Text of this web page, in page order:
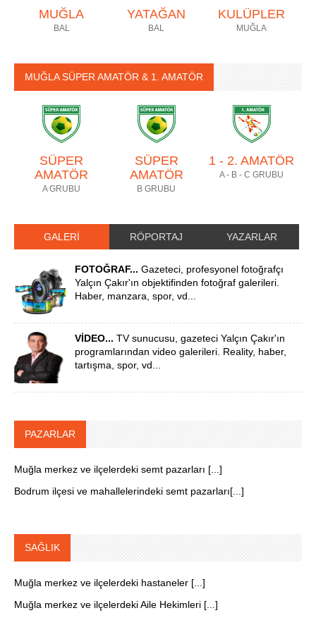
MUĞLA
BAL
YATAĞAN
BAL
KULÜPLER
MUĞLA
MUĞLA SÜPER AMATÖR & 1. AMATÖR
SÜPER
AMATÖR
A GRUBU
SÜPER
AMATÖR
B GRUBU
1 - 2. AMATÖR
A - B - C GRUBU
GALERİ RÖPORTAJ YAZARLAR
FOTOĞRAF... Gazeteci, profesyonel fotoğrafçı
Yalçın Çakır'ın objektifinden fotoğraf galerileri.
Haber, manzara, spor, vd...
VİDEO... TV sunucusu, gazeteci Yalçın Çakır'ın
programlarından video galerileri. Reality, haber,
tartışma, spor, vd...
PAZARLAR
Muğla merkez ve ilçelerdeki semt pazarları [...]
Bodrum ilçesi ve mahallelerindeki semt pazarları[...]
SAĞLIK
Muğla merkez ve ilçelerdeki hastaneler [...]
Muğla merkez ve ilçelerdeki Aile Hekimleri [...]